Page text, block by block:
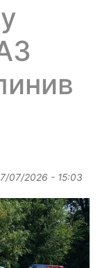
07/2026 - 15:03